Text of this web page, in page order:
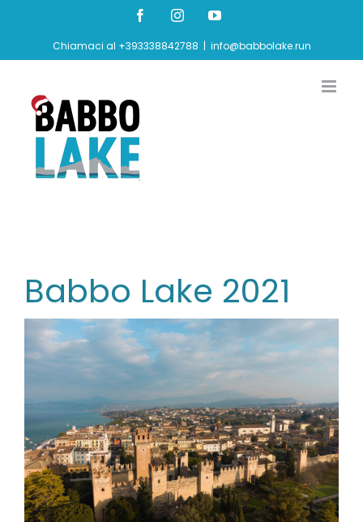
contenuto
FacebookInstagramYouTube
Chiamaci al +393338842788 | info@babbolake.run
Babbo Lake 2021